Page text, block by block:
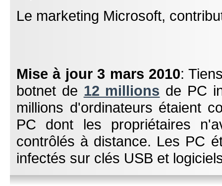
Le marketing Microsoft,
Mise à jour 3 mars 2010:
botnet de 12 millions de PC
millions d'ordinateurs étaient
PC dont les propriétaires
contrôlés à distance. Les PC
infectés sur clés USB et